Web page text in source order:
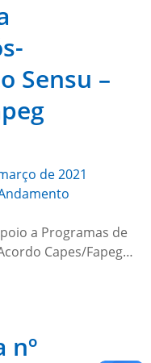
Sensu –
de 2021
a Programas de
Capes/Fapeg…
nº